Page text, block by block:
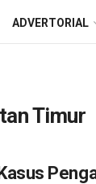
ADVERTORIAL
Timur